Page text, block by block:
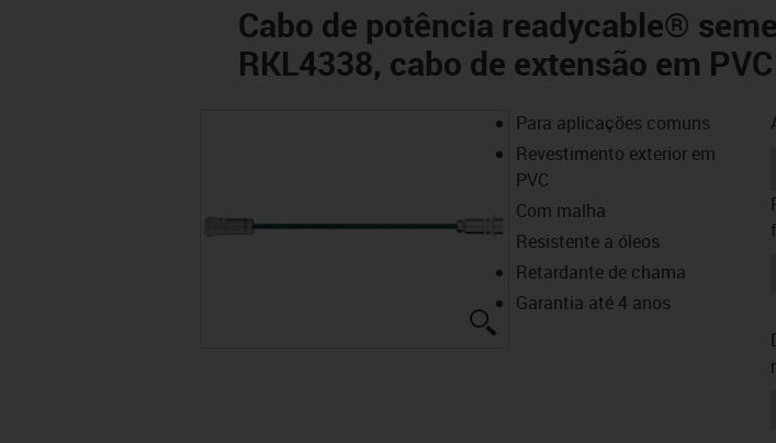
Cabo de potência readycable®
RKL4338, cabo de extensão em
Para aplicações comuns
Revestimento exterior em
PVC
Com malha
Resistente a óleos
Retardante de chama
Garantia até 4 anos